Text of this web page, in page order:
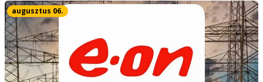
augusztus 06.